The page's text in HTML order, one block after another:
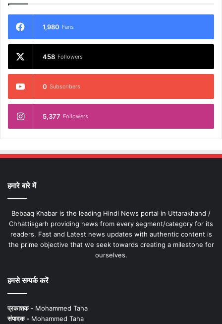
1,980 Fans
458 Followers
0 Subscribers
5,377 Followers
हमारे बारे में
Bebaaq Khabar is the leading Hindi News portal in Uttarakhand /
Chhattisgarh providing news from every segment/category for its
readers. Fast and Latest news updates with authentic content is
the prime objective that we seek towards creating a milestone for
ourselves.
हमसे सम्पर्क करें
प्रकाशक - Mohammed Taha
संपादक - Mohammed Taha